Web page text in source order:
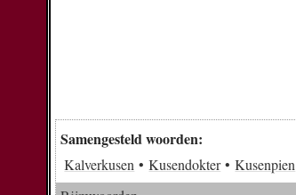
Samengesteld woorden:
Kalverkusen Kusendokter Kusenpien